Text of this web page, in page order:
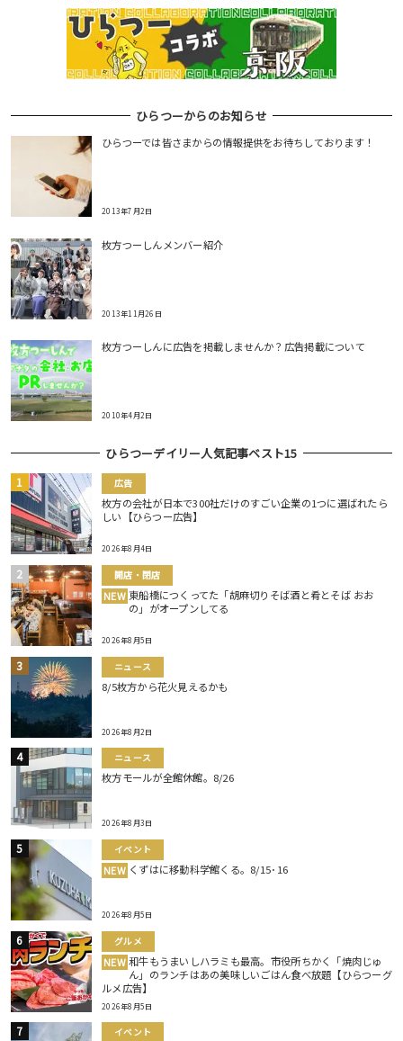
ひらつーからのお知らせ
ひらつーでは皆さまからの情報提供をお待ちしております！
2013年7月2日
枚方つーしんメンバー紹介
2013年11月26日
枚方つーしんに広告を掲載しませんか？広告掲載について
2010年4月2日
ひらつーデイリー人気記事ベスト15
広告
枚方の会社が日本で300社だけのすごい企業の1つに選ばれたら
しい【ひらつー広告】
2026年8月4日
開店・閉店
NEW 東船橋につくってた「胡麻切りそば酒と肴とそば おお
の」がオープンしてる
2026年8月5日
ニュース
8/5枚方から花火見えるかも
2026年8月2日
ニュース
枚方モールが全館休館。8/26
2026年8月3日
イベント
NEW くずはに移動科学館くる。8/15･16
2026年8月5日
グルメ
NEW 和牛もうまいしハラミも最高。市役所ちかく「焼肉じゅ
ん」のランチはあの美味しいごはん食べ放題【ひらつーグ
ルメ広告】
2026年8月5日
イベント